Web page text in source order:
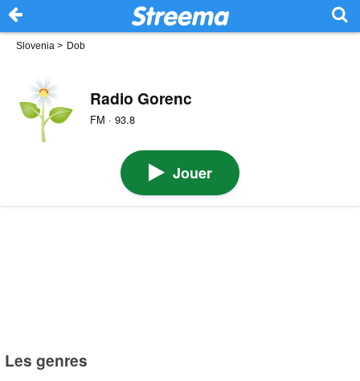
Slovenia > Dob
Radio Gorenc
FM · 93.8
Jouer
Les genres